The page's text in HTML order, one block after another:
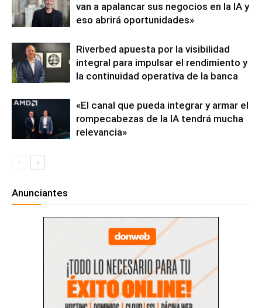
van a apalancar sus negocios en la IA y
eso abrirá oportunidades»
Riverbed apuesta por la visibilidad
integral para impulsar el rendimiento y
la continuidad operativa de la banca
«El canal que pueda integrar y armar el
rompecabezas de la IA tendrá mucha
relevancia»
Anunciantes